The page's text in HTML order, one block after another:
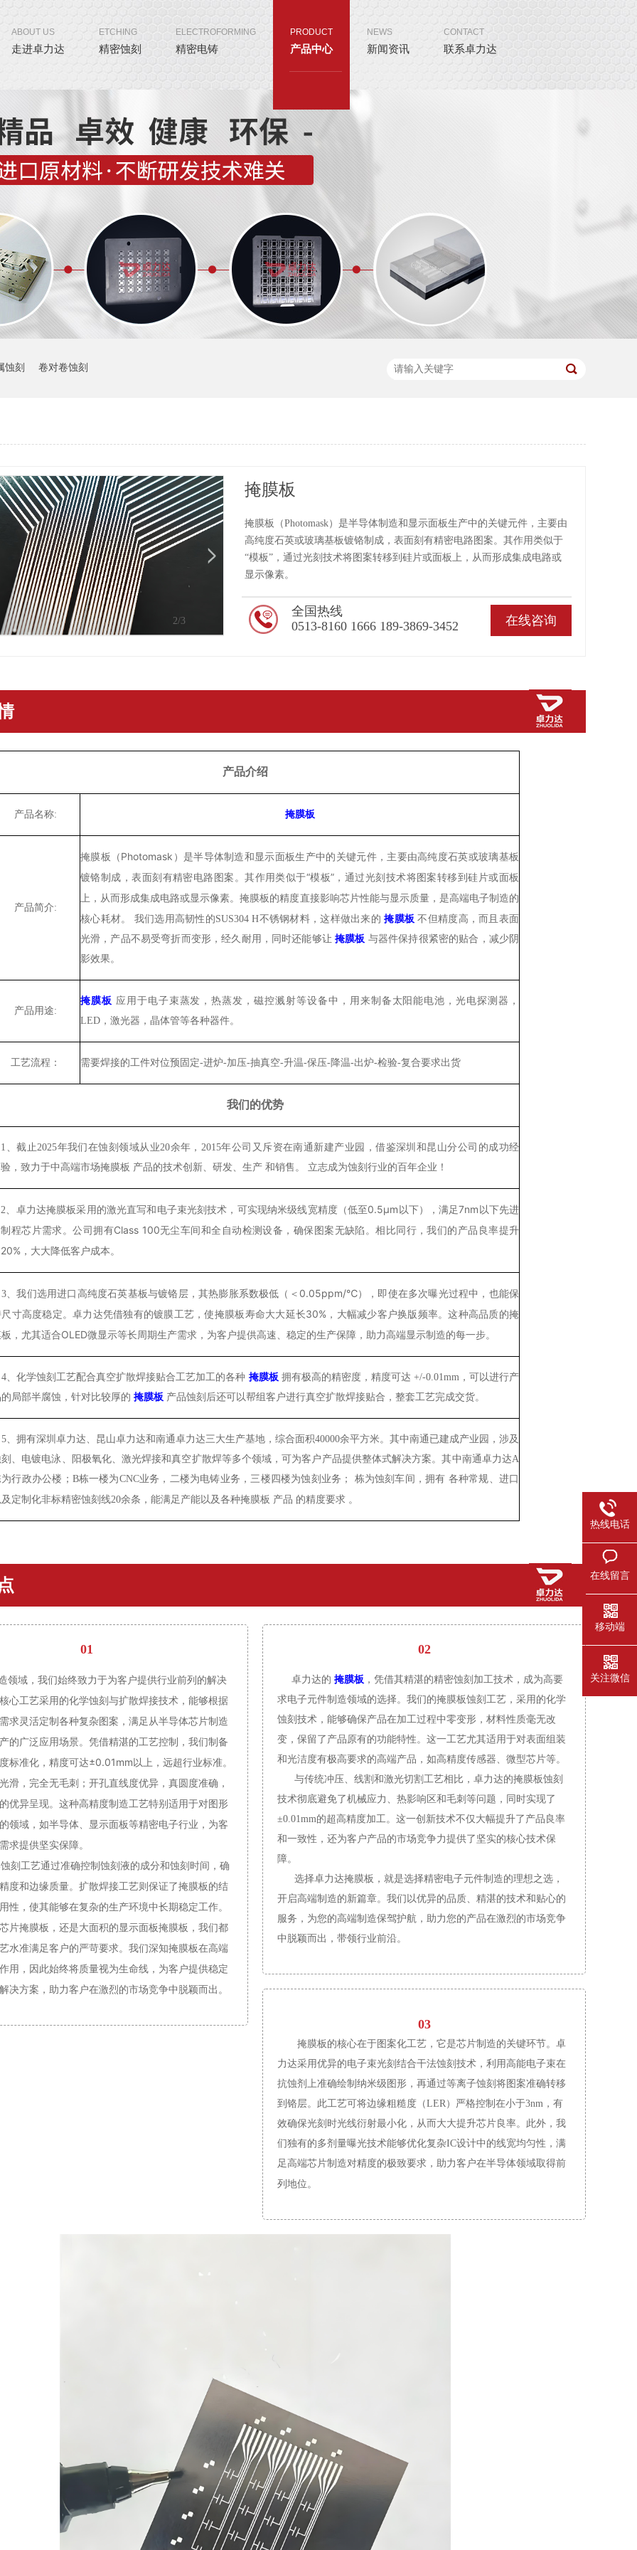
ABOUT US
走进卓力达
ETCHING
精密蚀刻
ELECTROFORMING
精密电铸
PRODUCT
产品中心
NEWS
新闻资讯
CONTACT
联系卓力达
蚀刻 卷对卷蚀刻
2/3
掩膜板
掩膜板（Photomask）是半导体制造和显示面板生产中的关键元件，主要由
高纯度石英或玻璃基板镀铬制成，表面刻有精密电路图案。其作用类似于
“模板”，通过光刻技术将图案转移到硅片或面板上，从而形成集成电路或
显示像素。
在线咨询
全国热线
0513-8160 1666 189-3869-3452
产品介绍
产品名称: 掩膜板
产品简介:
掩膜板（Photomask）是半导体制造和显示面板生产中的关键元件，主要由高纯度石英或玻璃基板
镀铬制成，表面刻有精密电路图案。其作用类似于“模板”，通过光刻技术将图案转移到硅片或面板
上，从而形成集成电路或显示像素。掩膜板的精度直接影响芯片性能与显示质量，是高端电子制造的
核心耗材。
我们选用高韧性的SUS304 H不锈钢材料，这样做出来的掩膜板 不但精度高，而且表面
光滑，产品不易受弯折而变形，经久耐用，同时还能够让掩膜板 与器件保持很紧密的贴合，减少阴
影效果。
产品用途:
掩膜板 应用于电子束蒸发，热蒸发，磁控溅射等设备中，用来制备太阳能电池，光电探测器，
LED，激光器，晶体管等各种器件。
工艺流程： 需要焊接的工件对位预固定-进炉-加压-抽真空-升温-保压-降温-出炉-检验-复合要求出货
我们的优势
1、截止2025年我们在蚀刻领域从业20余年，2015年公司又斥资在南通新建产业园，借鉴深圳和昆山分公司的成功经
验，致力于中高端市场掩膜板 产品的技术创新、研发、生产 和销售 。 立志成为蚀刻行业的百年企业！
2、 卓力达掩膜板采用的激光直写和电子束光刻技术，可实现纳米级线宽精度（低至0.5μm以下），满足7nm以下先进
制程芯片需求。公司拥有Class 100无尘车间和全自动检测设备，确保图案无缺陷。相比同行，我们的产品良率提升
20%，大大降低客户成本。
3、我们选用进口高纯度石英基板与镀铬层，其热膨胀系数极低（＜0.05ppm/℃），即使在多次曝光过程中，也能保
寸高度稳定。卓力达凭借独有的镀膜工艺，使掩膜板寿命大大延长30%，大幅减少客户换版频率。这种高品质的掩
，尤其适合OLED微显示等长周期生产需求，为客户提供高速、稳定的生产保障，助力高端显示制造的每一步。
4、化学蚀刻工艺配合真空扩散焊接贴合工艺加工的各种 掩膜板 拥有极高的精密度，精度可达 +/-0.01mm，可以进行产
局部半腐蚀，针对比较厚的 掩膜板 产品蚀刻后还可以帮组客户进行真空扩散焊接贴合，整套工艺完成交货。
5、 拥有深圳卓力达、昆山卓力达和南通卓力达三大生产基地，综合面积40000余平方米。其中南通已建成产业园，涉及
、电镀电泳、阳极氧化、激光焊接和真空扩散焊等多个领域，可为客户产品提供整体式解决方案。其中南通卓力达A
行政办公楼；B栋一楼为CNC业务，二楼为电铸业务，三楼四楼为蚀刻业务； 栋为蚀刻车间，拥有 各种常规、进口
定制化非标精密蚀刻线20余条，能满足产能以及各种掩膜板 产品 的精度要求 。
01
领域，我们始终致力于为客户提供行业前列的解决
心工艺采用的化学蚀刻与扩散焊接技术，能够根据
求灵活定制各种复杂图案，满足从半导体芯片制造
的广泛应用场景。凭借精湛的工艺控制，我们制备
标准化，精度可达±0.01mm以上，远超行业标准。
滑，完全无毛刺；开孔直线度优异，真圆度准确，
优异呈现。这种高精度制造工艺特别适用于对图形
领域，如半导体、显示面板等精密电子行业，为客
制造需求提供坚实保障。
刻工艺通过准确控制蚀刻液的成分和蚀刻时间，确
度和边缘质量。扩散焊接工艺则保证了掩膜板的结
性，使其能够在复杂的生产环境中长期稳定工作。
片掩膜板，还是大面积的显示面板掩膜板，我们都
水准满足客户的严苛要求。我们深知掩膜板在高端
用，因此始终将质量视为生命线，为客户提供稳定
决方案，助力客户在激烈的市场竞争中脱颖而出。
02
卓力达的 掩膜板 ，凭借其精湛的精密蚀刻加工技术，成为高要
求电子元件制造领域的选择。我们的掩膜板蚀刻工艺，采用的化学
蚀刻技术，能够确保产品在加工过程中零变形，材料性质毫无改
变，保留了产品原有的功能特性。这一工艺尤其适用于对表面组装
和光洁度有极高要求的高端产品，如高精度传感器、微型芯片等。
与传统冲压、线割和激光切割工艺相比，卓力达的掩膜板蚀刻
技术彻底避免了机械应力、热影响区和毛刺等问题，同时实现了
±0.01mm的超高精度加工。这一创新技术不仅大幅提升了产品良率
和一致性，还为客户产品的市场竞争力提供了坚实的核心技术保
障。
选择卓力达掩膜板，就是选择精密电子元件制造的理想之选，
开启高端制造的新篇章。我们以优异的品质、精湛的技术和贴心的
服务，为您的高端制造保驾护航，助力您的产品在激烈的市场竞争
中脱颖而出，带领行业前沿。
03
掩膜板的核心在于图案化工艺，它是芯片制造的关键环节。卓
力达采用优异的电子束光刻结合干法蚀刻技术，利用高能电子束在
抗蚀剂上准确绘制纳米级图形，再通过等离子蚀刻将图案准确转移
到铬层。此工艺可将边缘粗糙度（LER）严格控制在小于3nm，有
效确保光刻时光线衍射最小化，从而大大提升芯片良率。此外，我
们独有的多剂量曝光技术能够优化复杂IC设计中的线宽均匀性，满
足高端芯片制造对精度的极致要求，助力客户在半导体领域取得前
列地位。
热线电话
在线留言
移动端
关注微信